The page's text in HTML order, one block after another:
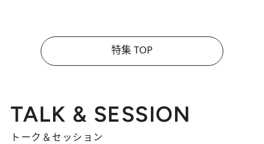
特集 TOP
TALK & SESSION
トーク＆セッション